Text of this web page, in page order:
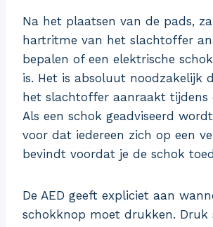
Na het plaatsen van de pads,
hartritme van het slachtoffer
bepalen of een elektrische
is. Het is absoluut noodzakelijk
het slachtoffer aanraakt tijdens
Als een schok geadviseerd
voor dat iedereen zich op een
bevindt voordat je de schok
De AED geeft expliciet aan
schokknop moet drukken. Druk